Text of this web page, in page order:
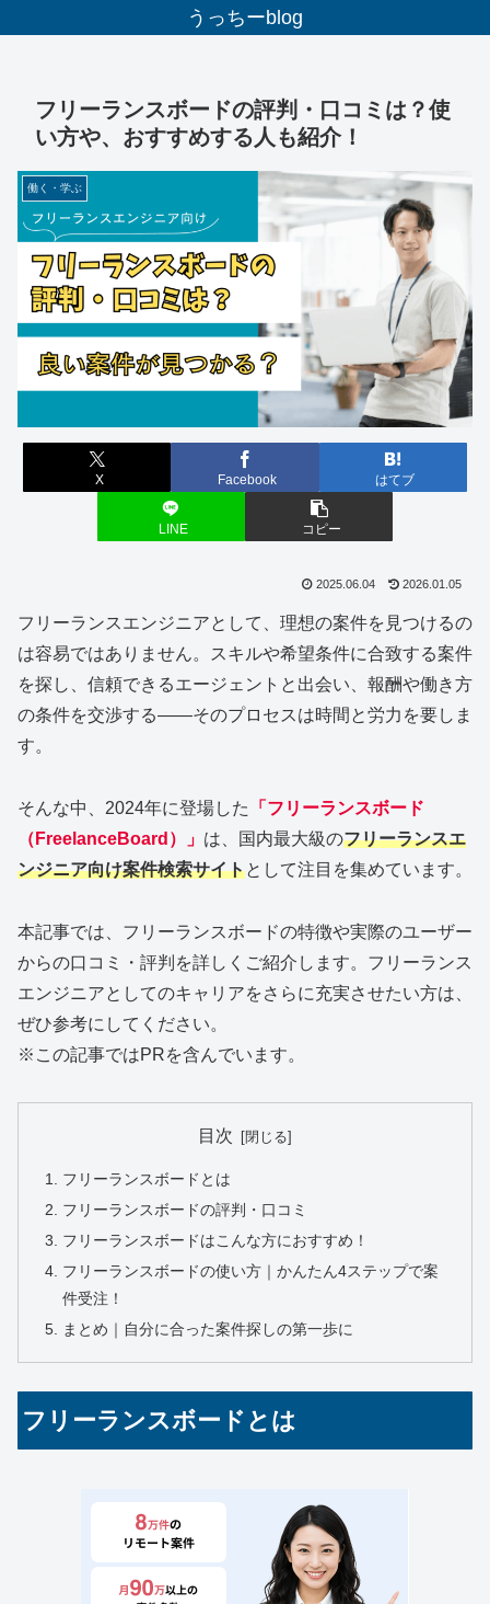
うっちーblog
フリーランスボードの評判・口コミは？使
い方や、おすすめする人も紹介！
働く・学ぶ
X Facebook はてブ
LINE コピー
2025.06.04 2026.01.05
フリーランスエンジニアとして、理想の案件を見つけるの
は容易ではありません。スキルや希望条件に合致する案件
を探し、信頼できるエージェントと出会い、報酬や働き方
の条件を交渉する――そのプロセスは時間と労力を要しま
す。
そんな中、2024年に登場した
「フリーランスボード
（FreelanceBoard）」 は、国内最大級のフリーランスエ
ンジニア向け案件検索サイトとして注目を集めています。
本記事では、フリーランスボードの特徴や実際のユーザー
からの口コミ・評判を詳しくご紹介します。フリーランス
エンジニアとしてのキャリアをさらに充実させたい方は、
ぜひ参考にしてください。
※この記事ではPRを含んでいます。
目次
フリーランスボードとは
フリーランスボードの評判・口コミ
フリーランスボードはこんな方におすすめ！
フリーランスボードの使い方｜かんたん4ステップで案
件受注！
まとめ｜自分に合った案件探しの第一歩に
フリーランスボードとは